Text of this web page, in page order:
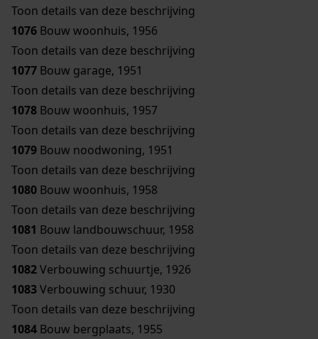
Toon details van deze beschrijving
1076 Bouw woonhuis, 1956
Toon details van deze beschrijving
1077 Bouw garage, 1951
Toon details van deze beschrijving
1078 Bouw woonhuis, 1957
Toon details van deze beschrijving
1079 Bouw noodwoning, 1951
Toon details van deze beschrijving
1080 Bouw woonhuis, 1958
Toon details van deze beschrijving
1081 Bouw landbouwschuur, 1958
Toon details van deze beschrijving
1082Verbouwing schuurtje, 1926
1083Verbouwing schuur, 1930
Toon details van deze beschrijving
1084 Bouw bergplaats, 1955